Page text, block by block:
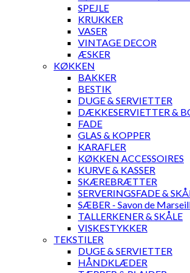
SPEJLE
KRUKKER
VASER
VINTAGE DECOR
ÆSKER
KØKKEN
BAKKER
BESTIK
DUGE & SERVIETTER
DÆKKESERVIETTER &
FADE
GLAS & KOPPER
KARAFLER
KØKKEN ACCESSOIRES
KURVE & KASSER
SKÆREBRÆTTER
SERVERINGSFADE &
SÆBER - Savon de
TALLERKENER & SKÅLE
VISKESTYKKER
TEKSTILER
DUGE & SERVIETTER
HÅNDKLÆDER